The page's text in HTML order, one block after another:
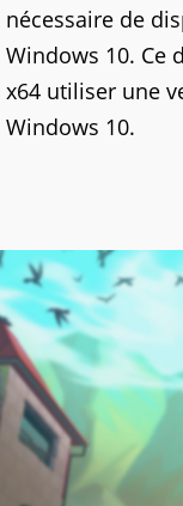
nécessaire de
Windows 10. Ce
x64 utiliser une
Windows 10.